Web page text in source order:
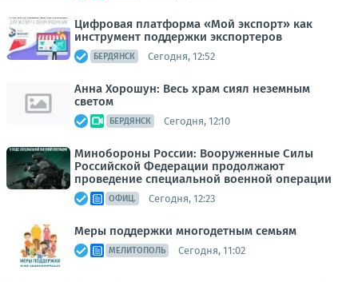
Цифровая платформа «Мой экспорт» как
инструмент поддержки экспортеров
БЕРДЯНСК Сегодня, 12:52
Анна Хорошун: Весь храм сиял неземным
светом
БЕРДЯНСК Сегодня, 12:10
Минобороны России: Вооруженные Силы
Российской Федерации продолжают
проведение специальной военной операции
ОФИЦ. Сегодня, 12:23
Меры поддержки многодетным семьям
МЕЛИТОПОЛЬ Сегодня, 11:02